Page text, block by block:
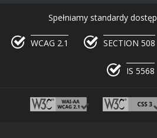
Spełniamy standardy
WCAG 2.1 SECTION 508
IS 5568